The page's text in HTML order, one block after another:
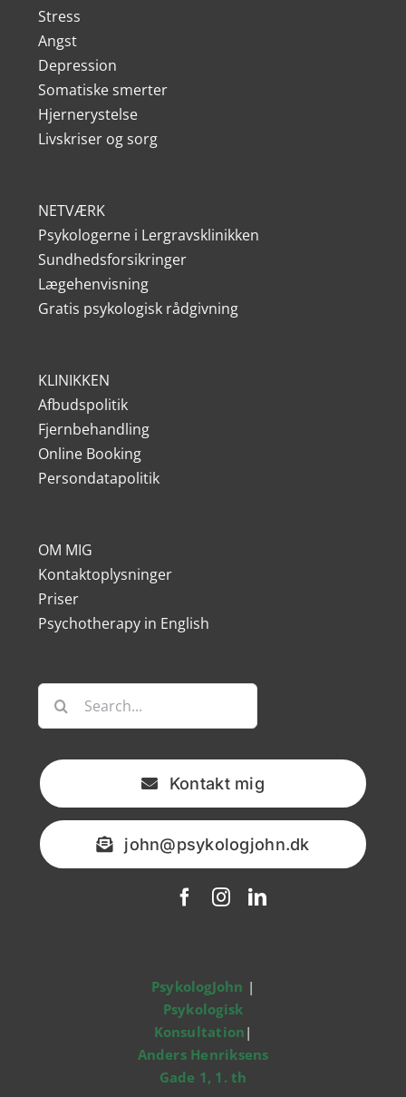
Stress
Angst
Depression
Somatiske smerter
Hjernerystelse
Livskriser og sorg
Kontakt mig
john@psykologjohn.dk
NETVÆRK
Psykologerne i Lergravsklinikken
Sundhedsforsikringer
Lægehenvisning
Gratis psykologisk rådgivning
KLINIKKEN
Afbudspolitik
Fjernbehandling
Online Booking
Persondatapolitik
OM MIG
Kontaktoplysninger
Priser
Psychotherapy in English
Søg
efter:
PsykologJohn |
Psykologisk
Konsultation |
Anders Henriksens
Gade 1, 1. th